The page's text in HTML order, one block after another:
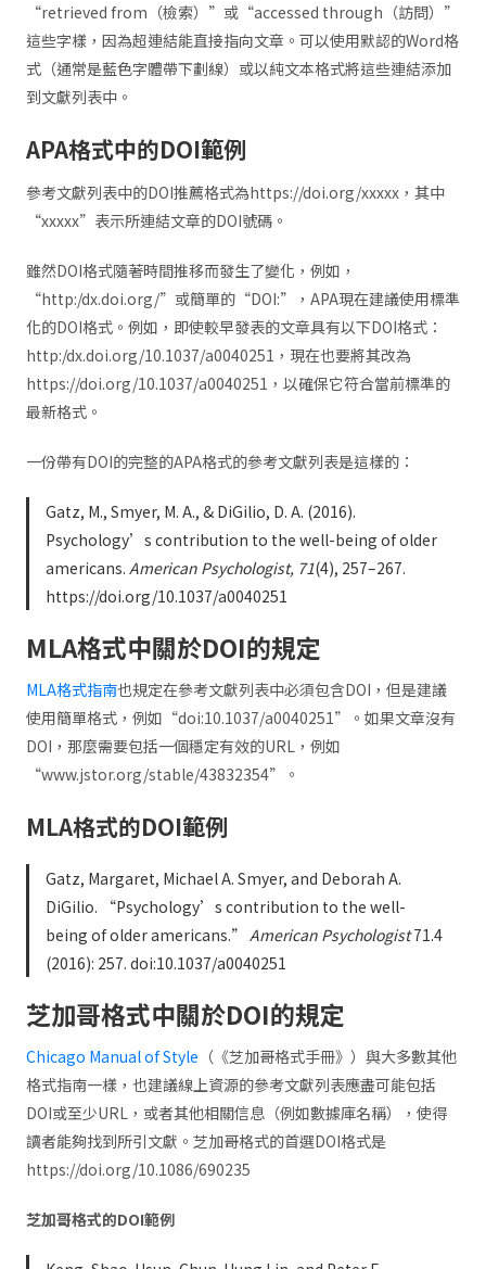
“retrieved from（檢索）”或“accessed through（訪問）”
這些字樣，因為超連結能直接指向文章。可以使用默認的Word格
式（通常是藍色字體帶下劃線）或以純文本格式將這些連結添加
到文獻列表中。
APA格式中的DOI範例
參考文獻列表中的DOI推薦格式為https://doi.org/xxxxx，其中
“xxxxx”表示所連結文章的DOI號碼。
雖然DOI格式隨著時間推移而發生了變化，例如，
“http:/dx.doi.org/”或簡單的“DOI:”，APA現在建議使用標準
化的DOI格式。例如，即使較早發表的文章具有以下DOI格式：
http:/dx.doi.org/10.1037/a0040251，現在也要將其改為
https://doi.org/10.1037/a0040251，以確保它符合當前標準的
最新格式。
一份帶有DOI的完整的APA格式的參考文獻列表是這樣的：
Gatz, M., Smyer, M. A., & DiGilio, D. A. (2016).
Psychology’s contribution to the well-being of older
americans. American Psychologist, 71(4), 257–267.
https://doi.org/10.1037/a0040251
MLA格式中關於DOI的規定
MLA格式指南也規定在參考文獻列表中必須包含DOI，但是建議
使用簡單格式，例如“doi:10.1037/a0040251”。如果文章沒有
DOI，那麼需要包括一個穩定有效的URL，例如
“www.jstor.org/stable/43832354”。
MLA格式的DOI範例
Gatz, Margaret, Michael A. Smyer, and Deborah A.
DiGilio. “Psychology’s contribution to the well-
being of older americans.” American Psychologist71.4
(2016): 257. doi:10.1037/a0040251
芝加哥格式中關於DOI的規定
Chicago Manual of Style （《芝加哥格式手冊》）與大多數其他
格式指南一樣，也建議線上資源的參考文獻列表應盡可能包括
DOI或至少URL，或者其他相關信息（例如數據庫名稱），使得
讀者能夠找到所引文獻。芝加哥格式的首選DOI格式是
https://doi.org/10.1086/690235
芝加哥格式的DOI範例